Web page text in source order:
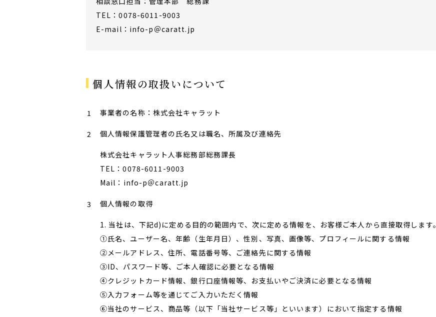
TEL：0078-6011-9003
E-mail：info-p＠caratt.jp
個人情報の取扱いについて
事業者の名称：株式会社キャラット
個人情報保護管理者の氏名又は職名、所属及び連絡先
株式会社キャラット人事総務部総務課長
TEL：0078-6011-9003
Mail：info-p＠caratt.jp
個人情報の取得
1. 当社は、下記d)に定める目的の範囲内で、次に定める情報を、お客様ご本人から直接取得します。
①氏名、ユーザー名、年齢（生年月日）、性別、写真、画像等、プロフィールに関する情報
②メールアドレス、住所、電話番号等、ご連絡先に関する情報
③ID、パスワード等、ご本人確認に必要となる情報
④クレジットカード情報、銀行口座情報等、お支払いやご決済に必要となる情報
⑤入力フォーム等を通じてご入力いただく情報
⑥当社のサービス、商品等（以下「当社サービス等」といいます）において指定する情報